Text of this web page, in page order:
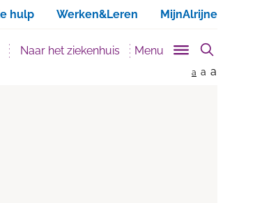
hulp Werken&Leren MijnAlrijne
Naar het ziekenhuis Menu
a a a